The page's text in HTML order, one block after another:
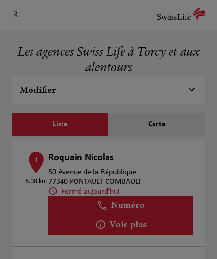
Les agences Swiss Life à Torcy et aux
alentours
Modifier
Liste Carte
1
6.08 km
Roquain Nicolas
50 Avenue de la République
77340 PONTAULT COMBAULT
Fermé aujourd'hui
Numéro
Voir plus